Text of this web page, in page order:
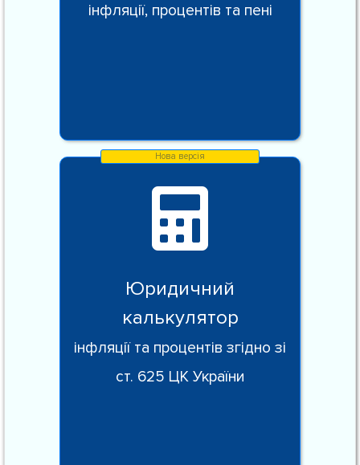
інфляції, процентів та пені
Юридичний
калькулятор
інфляції та процентів згідно зі
ст. 625 ЦК України